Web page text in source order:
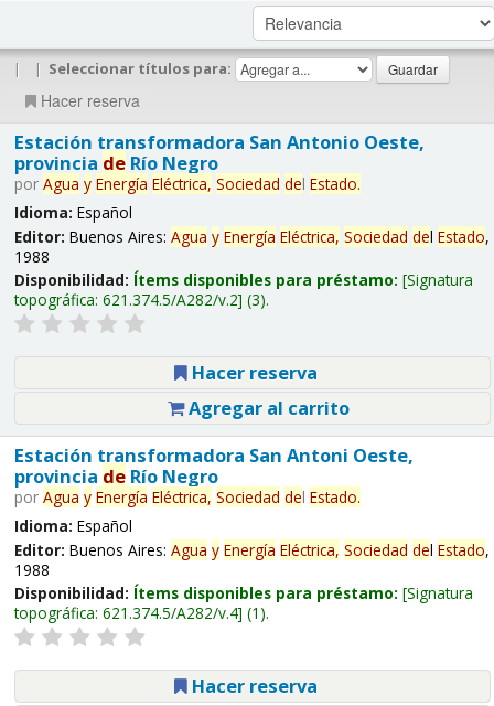
| | Seleccionar títulos para:
Hacer reserva
Estación transformadora San Antonio Oeste,
provincia deRío Negro
por Agua y Energía Eléctrica, Sociedad del Estado.
Idioma: Español
Editor: Buenos Aires: Agua y Energía Eléctrica, Sociedad del Estado,
1988
Disponibilidad: Ítems disponibles para préstamo: Signatura
topográfica: 621.374.5/A282/v.2 (3).
Hacer reserva
Agregar al carrito
Estación transformadora San Antoni Oeste,
provincia deRío Negro
por Agua y Energía Eléctrica, Sociedad del Estado.
Idioma: Español
Editor: Buenos Aires: Agua y Energía Eléctrica, Sociedad del Estado,
1988
Disponibilidad: Ítems disponibles para préstamo: Signatura
topográfica: 621.374.5/A282/v.4 (1).
Hacer reserva